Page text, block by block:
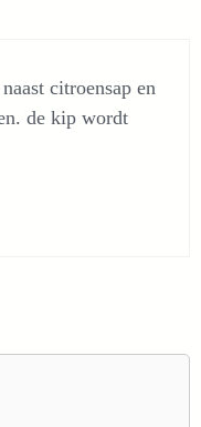
citroensap en
de kip wordt